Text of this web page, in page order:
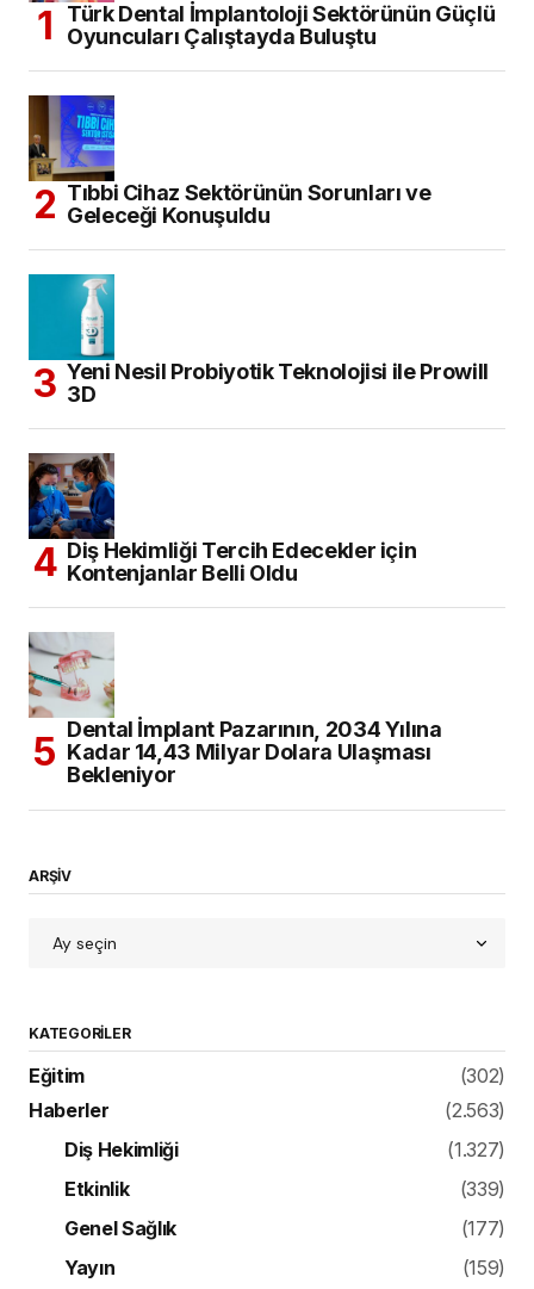
Türk Dental İmplantoloji Sektörünün Güçlü
Oyuncuları Çalıştayda Buluştu
Tıbbi Cihaz Sektörünün Sorunları ve
Geleceği Konuşuldu
Yeni Nesil Probiyotik Teknolojisi ile Prowill
3D
Diş Hekimliği Tercih Edecekler için
Kontenjanlar Belli Oldu
Dental İmplant Pazarının, 2034 Yılına
Kadar 14,43 Milyar Dolara Ulaşması
Bekleniyor
ARŞİV
KATEGORILER
Eğitim
(302)
Haberler
(2.563)
Diş Hekimliği
(1.327)
Etkinlik
(339)
Genel Sağlık
(177)
Yayın
(159)